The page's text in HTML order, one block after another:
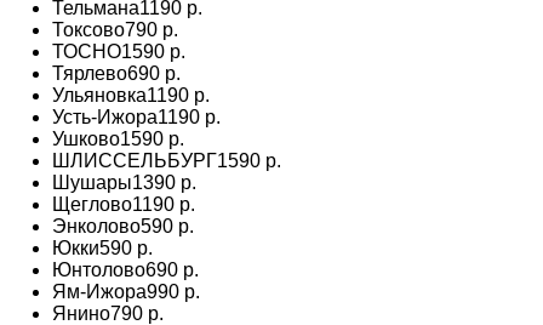
Тельмана1190 р.
Токсово790 р.
ТОСНО1590 р.
Тярлево690 р.
Ульяновка1190 р.
Усть-Ижора1190 р.
Ушково1590 р.
ШЛИССЕЛЬБУРГ1590 р.
Шушары1390 р.
Щеглово1190 р.
Энколово590 р.
Юкки590 р.
Юнтолово690 р.
Ям-Ижора990 р.
Янино790 р.